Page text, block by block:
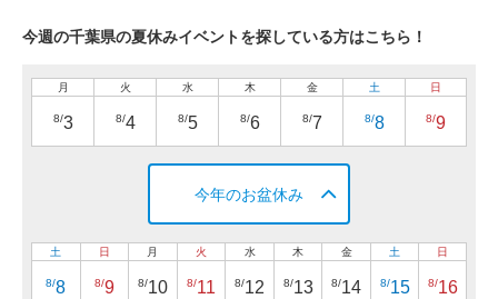
今週の千葉県の夏休みイベントを探している方はこちら！
月
8/3
火
8/4
水
8/5
木
8/6
金
8/7
土
8/8
日
8/9
今年のお盆休み
土
8/8
日
8/9
月
8/10
火
8/11
水
8/12
木
8/13
金
8/14
土
8/15
日
8/16